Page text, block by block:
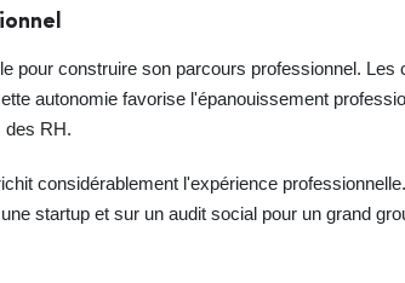
pour construire son parcours professionnel.
autonomie favorise l'épanouissement
des RH.
considérablement l'expérience
startup et sur un audit social pour un grand